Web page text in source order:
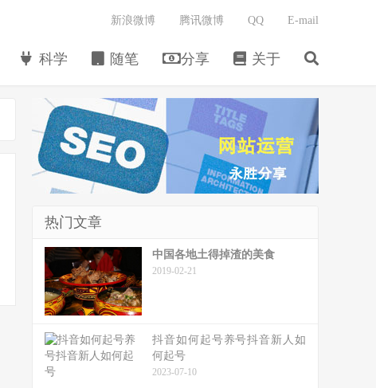
科学 随笔 分享 关于
新浪微博 腾讯微博 QQ E-mail
热门文章
中国各地土得掉渣的美食
2019-02-21
抖音如何起号养号抖音新人如
何起号
2023-07-10